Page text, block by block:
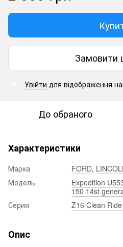
Замовити
Увійти для відображення
До обраного
Характеристики
Марка FORD,
Модель
Expedition
150 14st
Серия
Z16 Clean
Опис